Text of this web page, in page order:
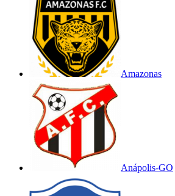
Amazonas
Anápolis-GO